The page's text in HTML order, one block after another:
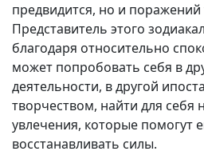
предвидится, но и поражений
Представитель этого
благодаря относительно
может попробовать себя в
деятельности, в другой
творчеством, найти для себя
увлечения, которые помогут
восстанавливать силы.